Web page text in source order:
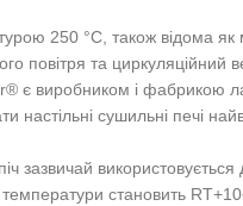
250 °C, також відома
повітря та
є виробником і фабрикою
настільні сушильні печі
зазвичай використовується
становить